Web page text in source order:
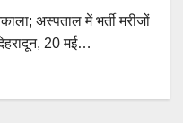
अस्पताल में भर्ती मरीजों
20 मई…